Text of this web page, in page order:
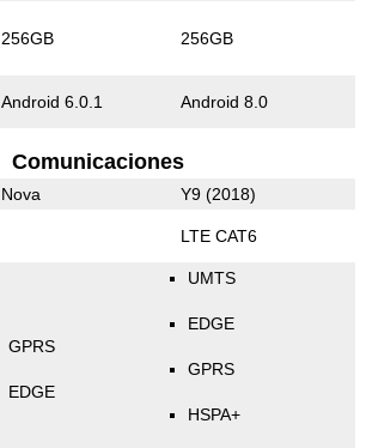
256GB 256GB
Android 6.0.1 Android 8.0
Comunicaciones
Nova Y9 (2018)
LTE CAT6
GPRS
EDGE
UMTS
EDGE
GPRS
HSPA+